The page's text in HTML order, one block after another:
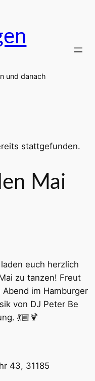
und danach
stattgefunden.
Mai
euch herzlich
zu tanzen! Freut
im Hamburger
von DJ Peter Be
💃🏼🍹
43, 31185